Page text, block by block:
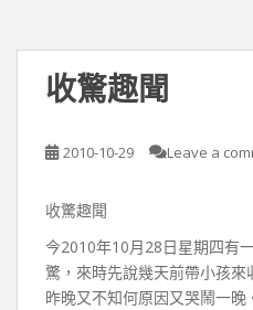
收驚趣聞
2010-10-29 Leave a
收驚趣聞
今2010年10月28日星期四有
驚，來時先說幾天前帶小孩來
昨晚又不知何原因又哭鬧一